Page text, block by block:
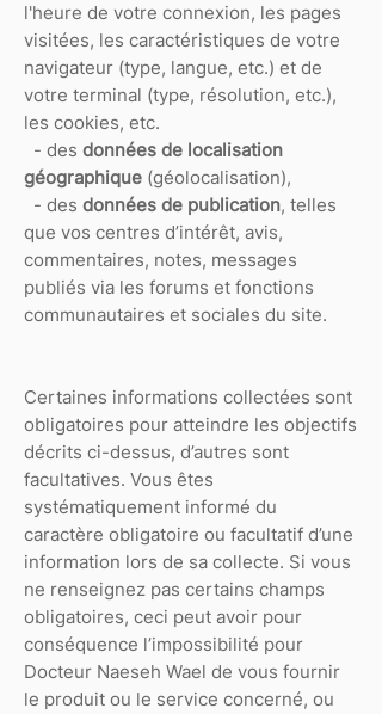
l'heure de votre connexion, les pages
visitées, les caractéristiques de votre
navigateur (type, langue, etc.) et de
votre terminal (type, résolution, etc.),
les cookies, etc.
- des données de localisation
géographique (géolocalisation),
- des données de publication, telles
que vos centres d’intérêt, avis,
commentaires, notes, messages
publiés via les forums et fonctions
communautaires et sociales du site.
Certaines informations collectées sont
obligatoires pour atteindre les objectifs
décrits ci-dessus, d’autres sont
facultatives. Vous êtes
systématiquement informé du
caractère obligatoire ou facultatif d’une
information lors de sa collecte. Si vous
ne renseignez pas certains champs
obligatoires, ceci peut avoir pour
conséquence l’impossibilité pour
Docteur Naeseh Wael de vous fournir
le produit ou le service concerné, ou